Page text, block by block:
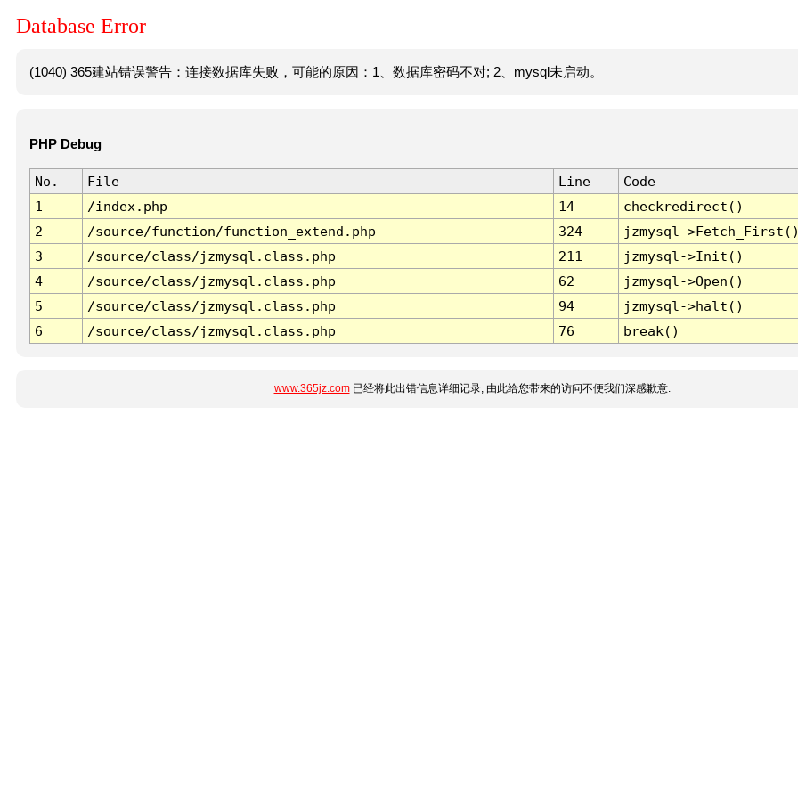
Database Error
(1040) 365建站错误警告：连接数据库失败，可能的原因：1、数据库密码不对; 2、mysql未启动。
PHP Debug
No. File Line
Code
1
/index.php 14
checkredirect()
2
/source/function/function_extend.php 324
jzmysql-
3
/source/class/jzmysql.class.php 211
jzmysql->Init()
4
/source/class/jzmysql.class.php 62
jzmysql->Open()
5
/source/class/jzmysql.class.php 94
jzmysql->halt()
6
/source/class/jzmysql.class.php 76 break()
www.365jz.com已经将此出错信息详细记录, 由此给您带来的访问不便我们深感歉意.